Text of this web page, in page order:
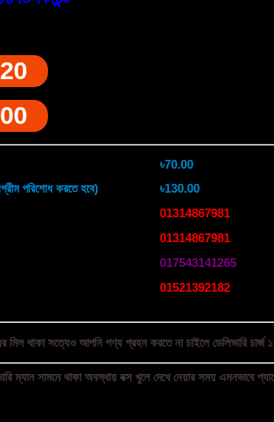
৳70.00
পরিশোধ করতে হবে)
৳130.00
01314867981
01314867981
017543141265
01521392182
মিল থাকা সত্যেও আপনি পণ্য গ্রহন করতে না চাইলে ডেলিভারি চার্জ
ম্যান সামনে থাকা অবস্থায় বক্স খুলে দেখে নেয়ার সময় এমনভাবে